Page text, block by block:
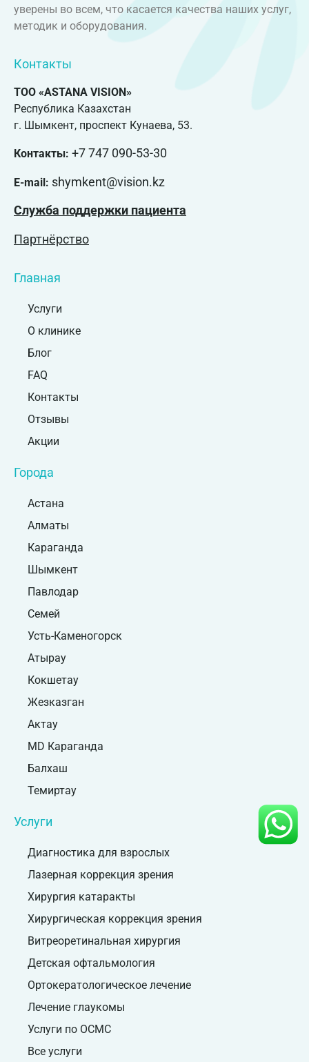
уверены во всем, что касается качества наших услуг,
методик и оборудования.
Контакты
ТОО «ASTANA VISION»
Республика Казахстан
г. Шымкент, проспект Кунаева, 53.
Контакты: +7 747 090-53-30
E-mail: shymkent@vision.kz
Служба поддержки пациента
Партнёрство
Главная
Услуги
О клинике
Блог
FAQ
Контакты
Отзывы
Акции
Города
Астана
Алматы
Караганда
Шымкент
Павлодар
Семей
Усть-Каменогорск
Атырау
Кокшетау
Жезказган
Актау
MD Караганда
Балхаш
Темиртау
Услуги
Диагностика для взрослых
Лазерная коррекция зрения
Хирургия катаракты
Хирургическая коррекция зрения
Витреоретинальная хирургия
Детская офтальмология
Ортокератологическое лечение
Лечение глаукомы
Услуги по ОСМС
Все услуги